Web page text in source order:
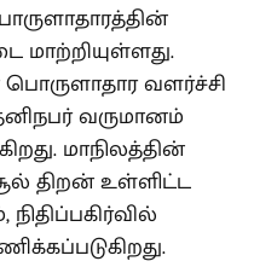
மாற்றியுள்ளது.
வளர்ச்சி
தனிநபர் வருமானம்
மாநிலத்தின்
திறன் உள்ளிட்ட